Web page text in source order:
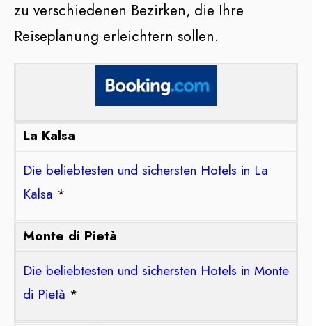
zu verschiedenen Bezirken, die Ihre
Reiseplanung erleichtern sollen.
La Kalsa
Die beliebtesten und sichersten Hotels in La
Kalsa *
Monte di Pietà
Die beliebtesten und sichersten Hotels in Monte
di Pietà *